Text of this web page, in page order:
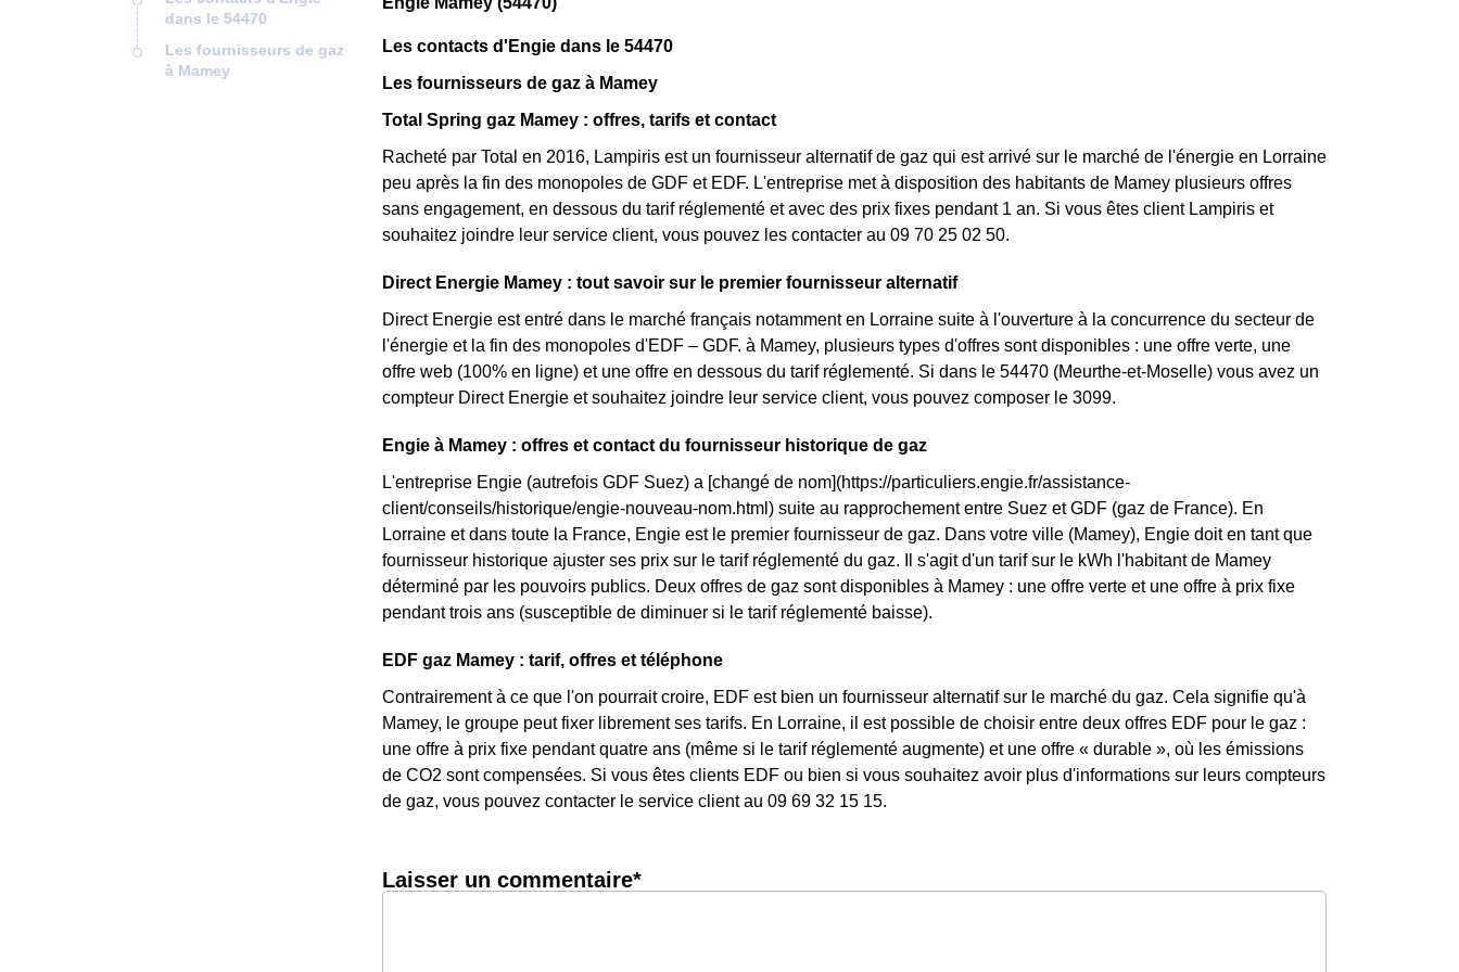
dans le 54470
Les fournisseurs de gaz
à Mamey
Les contacts d'Engie dans le 54470
Les fournisseurs de gaz à Mamey
Total Spring gaz Mamey : offres, tarifs et contact
Racheté par Total en 2016, Lampiris est un fournisseur alternatif de gaz qui est arrivé sur le marché de l'énergie en Lorraine
peu après la fin des monopoles de GDF et EDF. L'entreprise met à disposition des habitants de Mamey plusieurs offres
sans engagement, en dessous du tarif réglementé et avec des prix fixes pendant 1 an. Si vous êtes client Lampiris et
souhaitez joindre leur service client, vous pouvez les contacter au 09 70 25 02 50.
Direct Energie Mamey : tout savoir sur le premier fournisseur alternatif
Direct Energie est entré dans le marché français notamment en Lorraine suite à l'ouverture à la concurrence du secteur de
l'énergie et la fin des monopoles d'EDF – GDF. à Mamey, plusieurs types d'offres sont disponibles : une offre verte, une
offre web (100% en ligne) et une offre en dessous du tarif réglementé. Si dans le 54470 (Meurthe-et-Moselle) vous avez un
compteur Direct Energie et souhaitez joindre leur service client, vous pouvez composer le 3099.
Engie à Mamey : offres et contact du fournisseur historique de gaz
L'entreprise Engie (autrefois GDF Suez) a [changé de nom](https://particuliers.engie.fr/assistance-
client/conseils/historique/engie-nouveau-nom.html) suite au rapprochement entre Suez et GDF (gaz de France). En
Lorraine et dans toute la France, Engie est le premier fournisseur de gaz. Dans votre ville (Mamey), Engie doit en tant que
fournisseur historique ajuster ses prix sur le tarif réglementé du gaz. Il s'agit d'un tarif sur le kWh l'habitant de Mamey
déterminé par les pouvoirs publics. Deux offres de gaz sont disponibles à Mamey : une offre verte et une offre à prix fixe
pendant trois ans (susceptible de diminuer si le tarif réglementé baisse).
EDF gaz Mamey : tarif, offres et téléphone
Contrairement à ce que l'on pourrait croire, EDF est bien un fournisseur alternatif sur le marché du gaz. Cela signifie qu'à
Mamey, le groupe peut fixer librement ses tarifs. En Lorraine, il est possible de choisir entre deux offres EDF pour le gaz :
une offre à prix fixe pendant quatre ans (même si le tarif réglementé augmente) et une offre « durable », où les émissions
de CO2 sont compensées. Si vous êtes clients EDF ou bien si vous souhaitez avoir plus d'informations sur leurs compteurs
de gaz, vous pouvez contacter le service client au 09 69 32 15 15.
Laisser un commentaire*